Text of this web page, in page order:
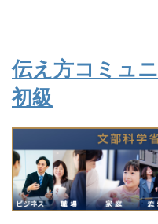
伝え方コミュ
初級